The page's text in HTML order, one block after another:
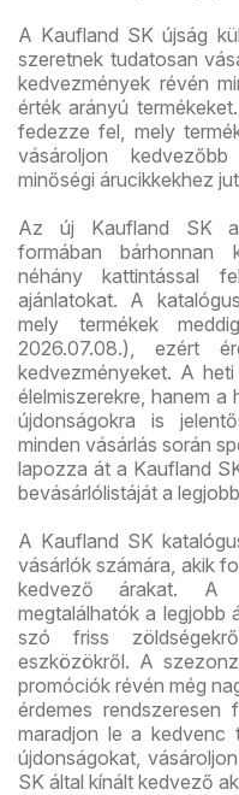
A Kaufland SK újság
szeretnek tudatosan
kedvezmények révén
érték arányú
fedezze fel, mely
vásároljon
minőségi árucikkekhez
Az új Kaufland SK
formában bárhonnan
néhány kattintással
ajánlatokat. A
mely termékek
2026.07.08.), ezért
kedvezményeket. A
élelmiszerekre, hanem a
újdonságokra is
minden vásárlás során
lapozza át a Kaufland
bevásárlólistáját a
A Kaufland SK
vásárlók számára, akik
kedvező árakat. A
megtalálhatók a legjobb
szó friss
eszközökről. A
promóciók révén még
érdemes rendszeresen
maradjon le a
újdonságokat,
SK által kínált kedvező